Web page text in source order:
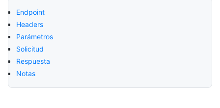
Endpoint
Headers
Parámetros
Solicitud
Respuesta
Notas